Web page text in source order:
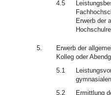
4.5
Erwerb der
5.
Erwerb der
Kolleg oder
5.1
5.2
Ermittlung